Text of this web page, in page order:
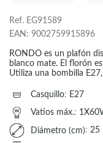
Ref. EG91589
EAN: 9002759915896
RONDO es un plafón
blanco mate. El florón
Utiliza una bombilla
Casquillo: E27
Vatios máx.:
Diámetro (cm): 25